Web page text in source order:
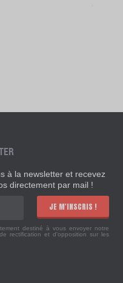
à la newsletter et recevez
directement par mail !
JE M'INSCRIS !
destiné à vous envoyer notre
rectification et d'opposition sur les